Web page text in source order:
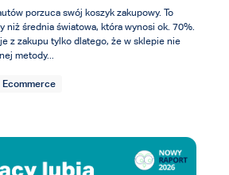
porzuca swój koszyk zakupowy. To
niż średnia światowa, która wynosi ok. 70%.
z zakupu tylko dlatego, że w sklepie nie
metody...
Ecommerce